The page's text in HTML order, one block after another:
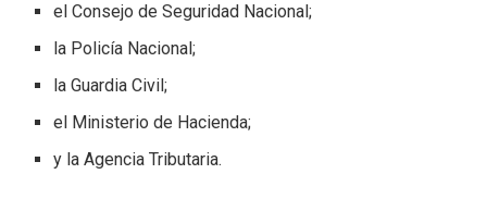
el Consejo de Seguridad Nacional;
la Policía Nacional;
la Guardia Civil;
el Ministerio de Hacienda;
y la Agencia Tributaria.